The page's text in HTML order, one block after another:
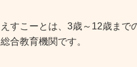
えすこーとは、3歳～12歳まで
総合教育機関です。